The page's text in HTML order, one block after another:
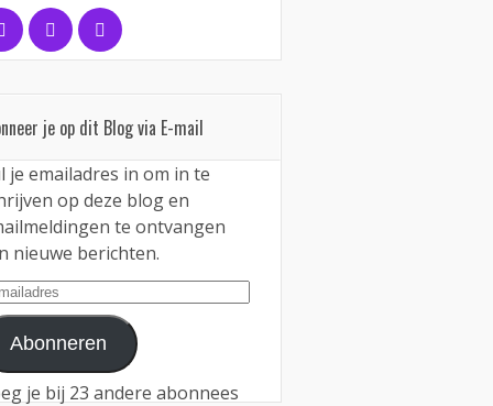
je op dit Blog via E-mail
je emailadres in om in te
op deze blog en
te ontvangen
nieuwe berichten.
Abonneren
je bij 23 andere abonnees